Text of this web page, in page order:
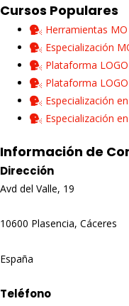
Cursos Populares
Herramientas MO
Especialización
Plataforma
Plataforma
Especialización
Especialización
Información de
Dirección
Avd del Valle, 19
10600 Plasencia, Cáceres
España
Teléfono